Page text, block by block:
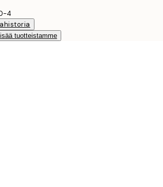
4
tuotteistamme